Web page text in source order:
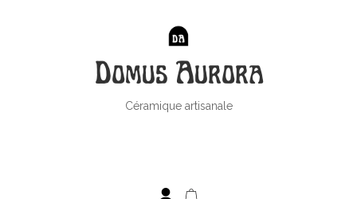
Domus Aurora
Céramique artisanale